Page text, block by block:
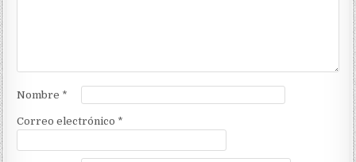
Nombre *
Correo electrónico *